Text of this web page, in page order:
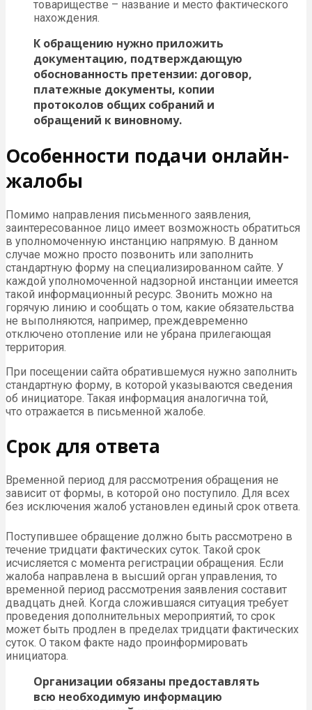
товариществе – название и место фактического
нахождения.
К обращению нужно приложить
документацию, подтверждающую
обоснованность претензии: договор,
платежные документы, копии
протоколов общих собраний и
обращений к виновному.
Особенности подачи онлайн-
жалобы
Помимо направления письменного заявления,
заинтересованное лицо имеет возможность обратиться
в уполномоченную инстанцию напрямую. В данном
случае можно просто позвонить или заполнить
стандартную форму на специализированном сайте. У
каждой уполномоченной надзорной инстанции имеется
такой информационный ресурс. Звонить можно на
горячую линию и сообщать о том, какие обязательства
не выполняются, например, преждевременно
отключено отопление или не убрана прилегающая
территория.
При посещении сайта обратившемуся нужно заполнить
стандартную форму, в которой указываются сведения
об инициаторе. Такая информация аналогична той,
что отражается в письменной жалобе.
Срок для ответа
Временной период для рассмотрения обращения не
зависит от формы, в которой оно поступило. Для всех
без исключения жалоб установлен единый срок ответа.
Поступившее обращение должно быть рассмотрено в
течение тридцати фактических суток. Такой срок
исчисляется с момента регистрации обращения. Если
жалоба направлена в высший орган управления, то
временной период рассмотрения заявления составит
двадцать дней. Когда сложившаяся ситуация требует
проведения дополнительных мероприятий, то срок
может быть продлен в пределах тридцати фактических
суток. О таком факте надо проинформировать
инициатора.
Организации обязаны предоставлять
всю необходимую информацию